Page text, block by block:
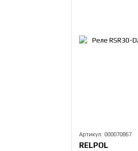
Артикул: 000070867
RELPOL